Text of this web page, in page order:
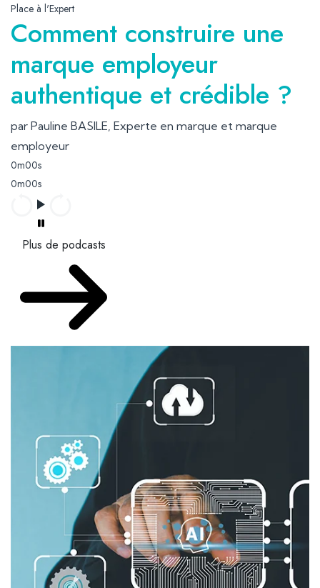
Place à l'Expert
Comment construire une
marque employeur
authentique et crédible ?
par Pauline BASILE, Experte en marque et marque
employeur
0m00s
0m00s
Plus de podcasts